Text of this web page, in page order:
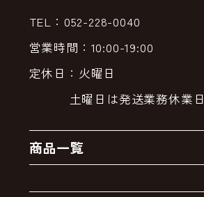
TEL：052-228-0040
営業時間：10:00-19:00
定休日：火曜日
土曜日は発送業務休業日
商品一覧